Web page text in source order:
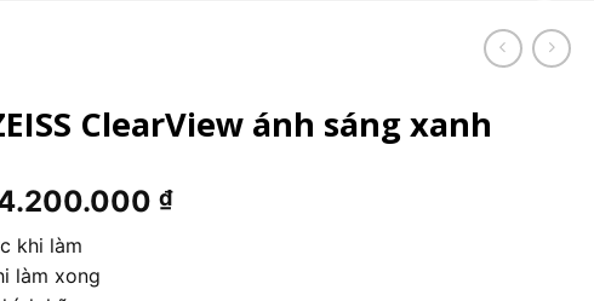
ClearView ánh sáng xanh
₫Khoảng
khi làm
làm xong